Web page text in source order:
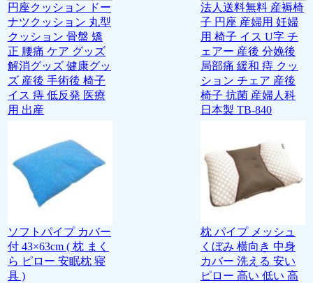
円座クッション ドー
ナツクッション 丸型
クッション 骨盤 矯
正 腰痛 ケア グッズ
解消グッズ 健康グッ
ズ 産後 手術後 椅子
イス 痔 低反発 医療
用 出産
法人送料無料 産褥椅
子 円座 産婦用 妊婦
用 椅子 イス U字 チ
ェアー 産後 分娩後
局部痛 緩和 痔 クッ
ション チェア 産後
椅子 抗菌 産婦人科
日本製 TB-840
ソフトパイプ カバー
付 43×63cm ( 枕 まく
ら ピロー 安眠枕 寝
具 )
枕 パイプ メッシュ
くぼみ 横向き 中身
カバー 洗える 安い
ピロー 高い 低い 高